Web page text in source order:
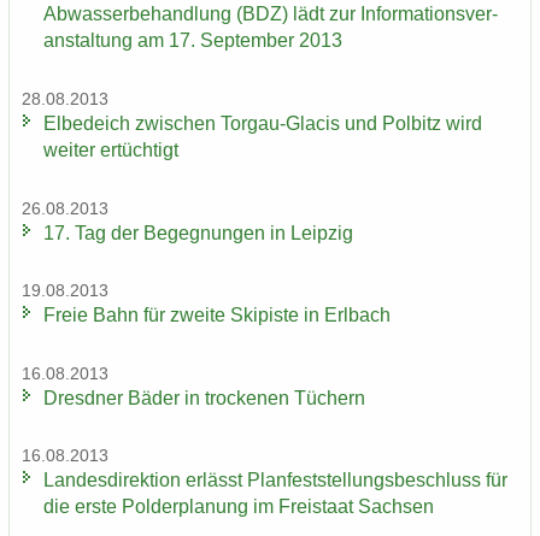
Ab­was­ser­be­hand­lung (BDZ) lädt zur In­for­ma­ti­ons­ver­
an­stal­tung am 17. Sep­tem­ber 2013
28.08.2013
El­be­deich zwi­schen Torgau-​Glacis und Pol­bitz wird
wei­ter er­tüch­tigt
26.08.2013
17. Tag der Be­geg­nun­gen in Leip­zig
19.08.2013
Freie Bahn für zwei­te Ski­pis­te in Erl­bach
16.08.2013
Dresd­ner Bäder in tro­cke­nen Tü­chern
16.08.2013
Lan­des­di­rek­ti­on er­lässt Plan­fest­stel­lungs­be­schluss für
die erste Pol­der­pla­nung im Frei­staat Sach­sen